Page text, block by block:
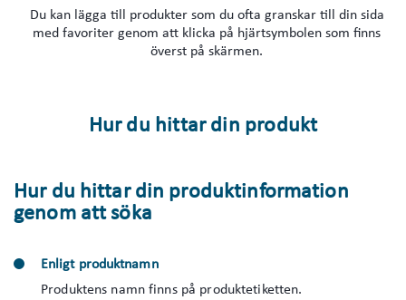
Du kan lägga till produkter som du ofta granskar till din sida
med favoriter genom att klicka på hjärtsymbolen som finns
överst på skärmen.
Hur du hittar din produkt
Hur du hittar din produktinformation
genom att söka
Enligt produktnamn
Produktens namn finns på produktetiketten.